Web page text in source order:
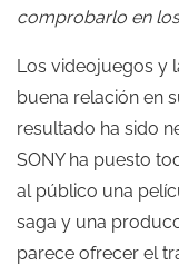
comprobarlo en
Los videojuegos y
buena relación en
resultado ha sido
SONY ha puesto
al público una
saga y una
parece ofrecer el